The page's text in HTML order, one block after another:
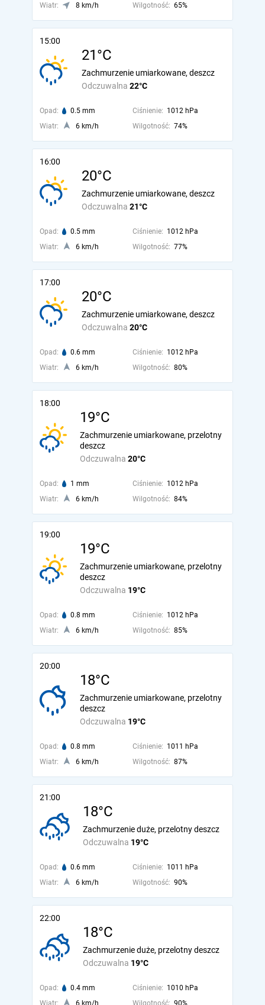
Wiatr:
8 km/h Wilgotność: 65%
15:00
21°C
Odczuwalna 22°C
Zachmurzenie umiarkowane, deszcz
Opad: 0.5 mm Ciśnienie: 1012 hPa
Wiatr:
6 km/h Wilgotność: 74%
16:00
20°C
Odczuwalna 21°C
Zachmurzenie umiarkowane, deszcz
Opad: 0.5 mm Ciśnienie: 1012 hPa
Wiatr:
6 km/h Wilgotność: 77%
17:00
20°C
Odczuwalna 20°C
Zachmurzenie umiarkowane, deszcz
Opad: 0.6 mm Ciśnienie: 1012 hPa
Wiatr:
6 km/h Wilgotność: 80%
18:00
19°C
Odczuwalna 20°C
Zachmurzenie umiarkowane, przelotny
deszcz
Opad: 1 mm Ciśnienie: 1012 hPa
Wiatr:
6 km/h Wilgotność: 84%
19:00
19°C
Odczuwalna 19°C
Zachmurzenie umiarkowane, przelotny
deszcz
Opad: 0.8 mm Ciśnienie: 1012 hPa
Wiatr:
6 km/h Wilgotność: 85%
20:00
18°C
Odczuwalna 19°C
Zachmurzenie umiarkowane, przelotny
deszcz
Opad: 0.8 mm Ciśnienie: 1011 hPa
Wiatr:
6 km/h Wilgotność: 87%
21:00
18°C
Odczuwalna 19°C
Zachmurzenie duże, przelotny deszcz
Opad: 0.6 mm Ciśnienie: 1011 hPa
Wiatr:
6 km/h Wilgotność: 90%
22:00
18°C
Odczuwalna 19°C
Zachmurzenie duże, przelotny deszcz
Opad: 0.4 mm Ciśnienie: 1010 hPa
Wiatr:
6 km/h Wilgotność: 90%